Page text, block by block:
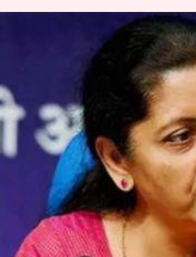
वित्त मंत्री
बिक
सरकारी
लेखन मुकुल तोमर Nov
क्या है खबर?